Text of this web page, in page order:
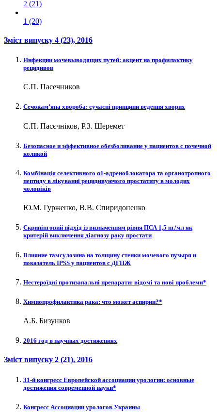
2 (21)
1 (20)
Зміст випуску 4 (23), 2016
Инфекции мочевыводящих путей: акцент на профилактику
рецидивов
С.П. Пасечников
Сечокам’яна хвороба: сучасні принципи ведення хворих
С.П. Пасєчніков, Р.З. Шеремет
Безопасное и эффективное обезболивание у пациентов с почечной
коликой
Комбінація селективного α1-адреноблокатора та органотропного
пептиду в лікуванні рецидивуючого простатиту в молодих
чоловіків
Ю.М. Гурженко, В.В. Спиридоненко
Скринінговий підхід із визначенням рівня ПСА 1,5 нг/мл як
критерій виключення діагнозу раку простати
Влияние тамсулозина на толщину стенки мочевого пузыря и
показатель IPSS у пациентов с ДГПЖ
Нестероїдні протизапальні препарати: відомі та нові проблеми*
Химиопрофилактика рака: что может аспирин?*
А.Б. Бизунков
2016 год в научных достижениях
Зміст випуску 2 (21), 2016
31-й конгресс Европейской ассоциации урологии: основные
достижения современной науки*
Конгресс Ассоциации урологов Украины